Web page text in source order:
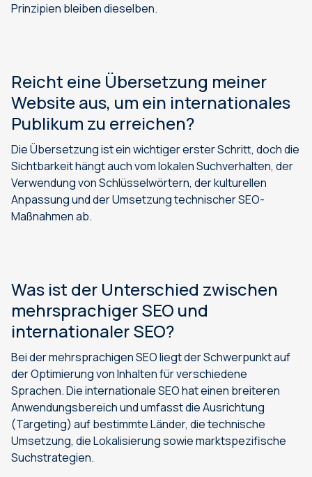
Prinzipien bleiben dieselben.
Reicht eine Übersetzung meiner
Website aus, um ein internationales
Publikum zu erreichen?
Die Übersetzung ist ein wichtiger erster Schritt, doch die
Sichtbarkeit hängt auch vom lokalen Suchverhalten, der
Verwendung von Schlüsselwörtern, der kulturellen
Anpassung und der Umsetzung technischer SEO-
Maßnahmen ab.
Was ist der Unterschied zwischen
mehrsprachiger SEO und
internationaler SEO?
Bei der mehrsprachigen SEO liegt der Schwerpunkt auf
der Optimierung von Inhalten für verschiedene
Sprachen. Die internationale SEO hat einen breiteren
Anwendungsbereich und umfasst die Ausrichtung
(Targeting) auf bestimmte Länder, die technische
Umsetzung, die Lokalisierung sowie marktspezifische
Suchstrategien.